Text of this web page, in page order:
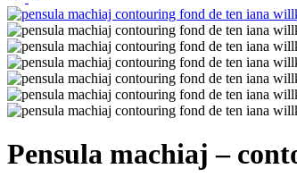
Pensula machiaj –